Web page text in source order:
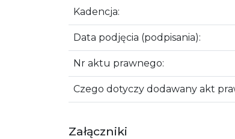
Kadencja:
Data podjęcia (podpisania):
Nr aktu prawnego:
Czego dotyczy dodawany akt
Załączniki